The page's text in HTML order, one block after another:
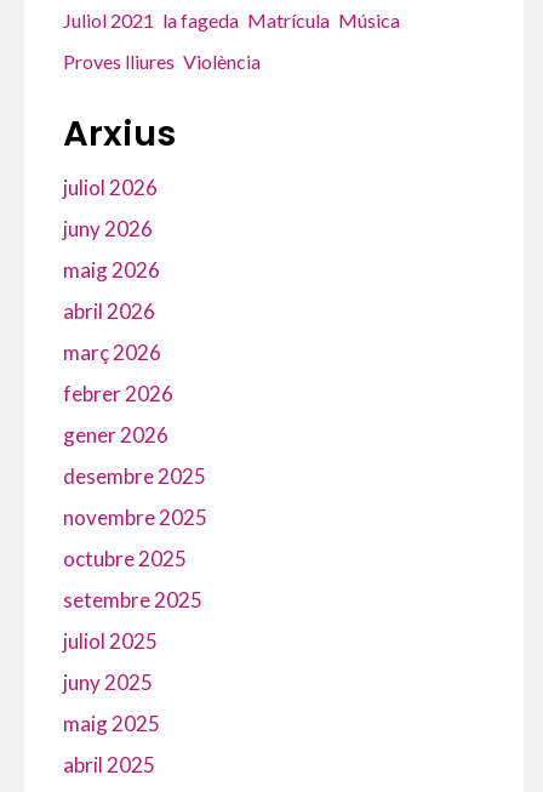
Juliol 2021 la fageda Matrícula Música
Proves lliures Violència
Arxius
juliol 2026
juny 2026
maig 2026
abril 2026
març 2026
febrer 2026
gener 2026
desembre 2025
novembre 2025
octubre 2025
setembre 2025
juliol 2025
juny 2025
maig 2025
abril 2025